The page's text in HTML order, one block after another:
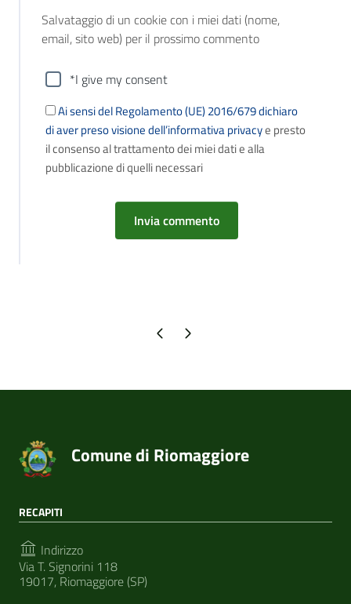
Salvataggio di un cookie con i miei dati (nome,
email, sito web) per il prossimo commento
*I give my consent
Ai sensi del Regolamento (UE) 2016/679 dichiaro
di aver preso visione dell’informativa privacye presto
il consenso al trattamento dei miei dati e alla
pubblicazione di quelli necessari
Pagina precedente
Pagina successiva
Comune di Riomaggiore
RECAPITI
Indirizzo
Via T. Signorini 118
19017, Riomaggiore (SP)